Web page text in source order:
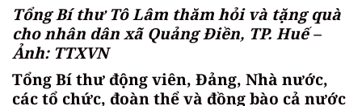
Tổng Bí thư Tô Lâm thăm hỏi và tặng quà
cho nhân dân xã Quảng Điền, TP. Huế –
Ảnh: TTXVN
Tổng Bí thư động viên, Đảng, Nhà nước,
các tổ chức, đoàn thể và đồng bào cả nước